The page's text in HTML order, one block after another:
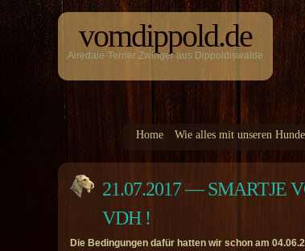
vomdippold.de
Airedale-Terrier Zwinger aus Dippoldiswalde
Home Wie alles mit unseren
21.07.2017 — SMARTJE
VDH !
Die Bedingungen dafür hatten wir schon am